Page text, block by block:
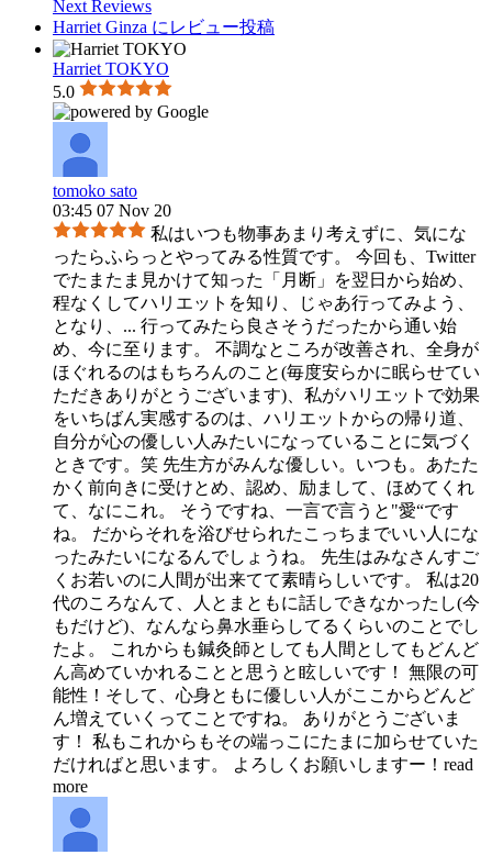
Next Reviews
Harriet Ginza にレビュー投稿
Harriet TOKYO
5.0
tomoko sato
03:45 07 Nov 20
私はいつも物事あまり考えずに、気にな
ったらふらっとやってみる性質です。 今回も、Twitter
でたまたま見かけて知った「月断」を翌日から始め、
程なくしてハリエットを知り、じゃあ行ってみよう、
となり、 ... 行ってみたら良さそうだったから通い始
め、今に至ります。 不調なところが改善され、全身が
ほぐれるのはもちろんのこと(毎度安らかに眠らせてい
ただきありがとうございます)、私がハリエットで効果
をいちばん実感するのは、ハリエットからの帰り道、
自分が心の優しい人みたいになっていることに気づく
ときです。笑 先生方がみんな優しい。いつも。あたた
かく前向きに受けとめ、認め、励まして、ほめてくれ
て、なにこれ。 そうですね、一言で言うと"愛“です
ね。 だからそれを浴びせられたこっちまでいい人にな
ったみたいになるんでしょうね。 先生はみなさんすご
くお若いのに人間が出来てて素晴らしいです。 私は20
代のころなんて、人とまともに話しできなかったし(今
もだけど)、なんなら鼻水垂らしてるくらいのことでし
たよ。 これからも鍼灸師としても人間としてもどんど
ん高めていかれることと思うと眩しいです！ 無限の可
能性！そして、心身ともに優しい人がここからどんど
ん増えていくってことですね。 ありがとうございま
す！ 私もこれからもその端っこにたまに加らせていた
だければと思います。 よろしくお願いしますー！ read
more